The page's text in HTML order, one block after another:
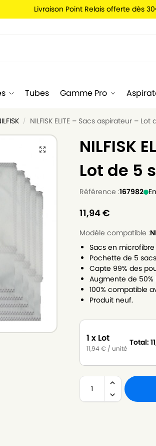
Livraison Point Relais offerte dès
Tubes Gamme Pro
/ NILFISK ELITE – Sacs aspirateur –
NILFISK
Lot de 5
Référence :167982
11,94€
Modèle compatible :
Sacs en microfibre
Pochette de 5
Capte 99% des
Augmente de 50%
100% compatible
Produit neuf.
1 x Lot
11,94€ / unité
Total: